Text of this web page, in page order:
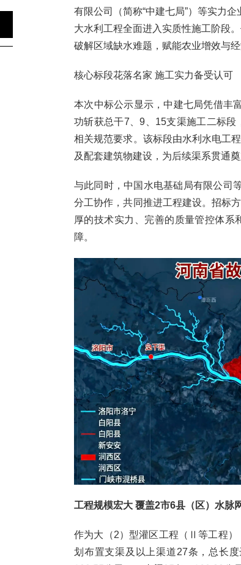
有限公司（简称“中建七局”）等实力
大水利工程全面进入实质性施工阶段
破解区域缺水难题，赋能农业增效与经
核心标段花落名家 施工实力备受认可
本次中标公示显示，中建七局凭借丰
功斩获总干7、9、15支渠施工二标
相关规范要求。该标段由水利水电工
及配套建筑物建设，为后续渠系贯通奠
与此同时，中国水电基础局有限公司
分工协作，共同推进工程建设。招标
厚的技术实力、完善的质量管控体系
障。
工程规模宏大 覆盖2市6县（区）水脉
作为大（2）型灌区工程（Ⅱ等工程）
划布置支渠及以上渠道27条，总长